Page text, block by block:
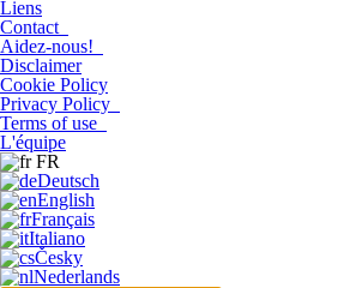
Liens
Contact
Aidez-nous!
Disclaimer
Cookie Policy
Privacy Policy
Terms of use
L'équipe
FR
Deutsch
English
Français
Italiano
Česky
Nederlands